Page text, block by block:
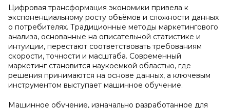
Цифровая трансформация экономики привела к
экспоненциальному росту объёмов и сложности данных
о потребителях. Традиционные методы маркетингового
анализа, основанные на описательной статистике и
интуиции, перестают соответствовать требованиям
скорости, точности и масштаба. Современный
маркетинг становится наукоемкой областью, где
решения принимаются на основе данных, а ключевым
инструментом выступает машинное обучение.
Машинное обучение, изначально разработанное для